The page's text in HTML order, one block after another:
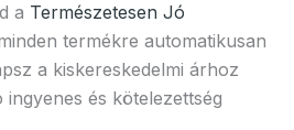
a Természetesen Jó
termékre automatikusan
a kiskereskedelmi árhoz
és kötelezettség